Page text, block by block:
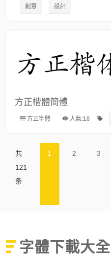
創意 設計
方正楷體簡體
方正字體 人氣:18
共
121
条
1 2 3
字體下載大全